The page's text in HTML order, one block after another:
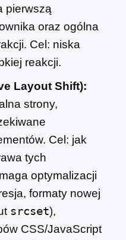
pierwszą
oraz ogólna
Cel: niska
reakcji.
Layout Shift):
strony,
Cel: jak
tych
optymalizacji
formaty nowej
srcset),
CSS/JavaScript